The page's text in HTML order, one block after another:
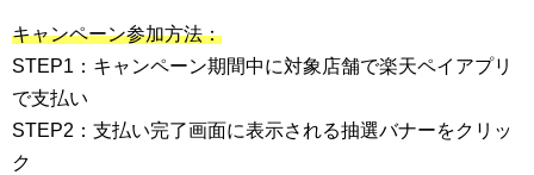
キャンペーン参加方法：
STEP1：キャンペーン期間中に対象店舗で楽天ペイアプリ
で支払い
STEP2：支払い完了画面に表示される抽選バナーをクリッ
ク